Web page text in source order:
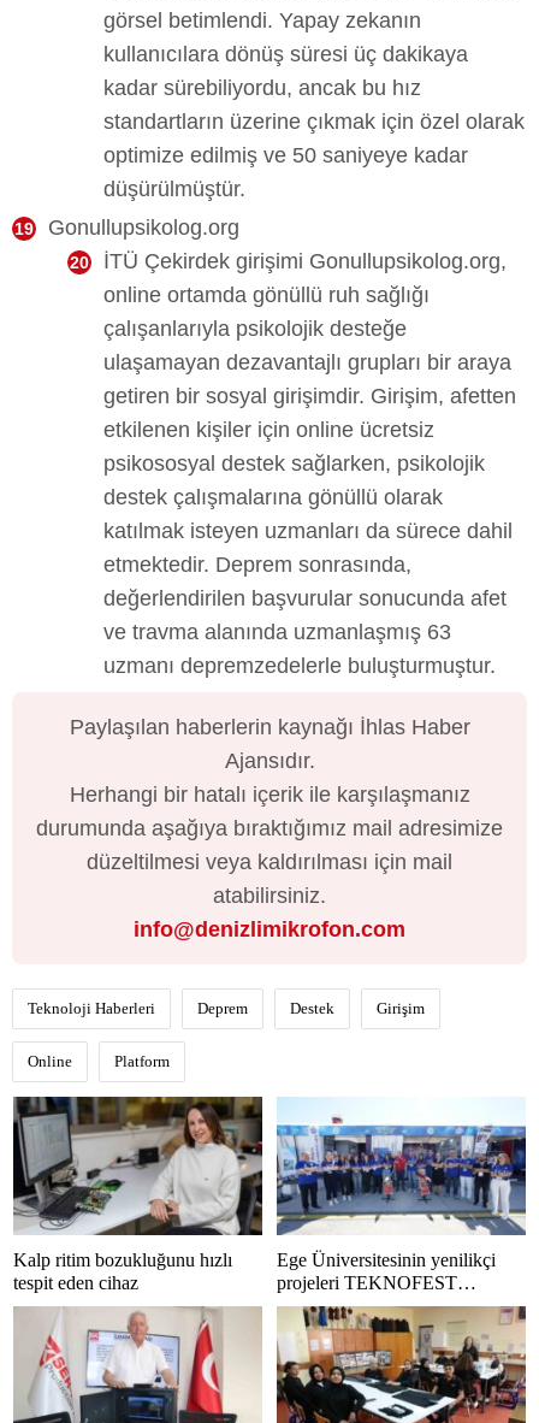
görsel betimlendi. Yapay zekanın
kullanıcılara dönüş süresi üç dakikaya
kadar sürebiliyordu, ancak bu hız
standartların üzerine çıkmak için özel olarak
optimize edilmiş ve 50 saniyeye kadar
düşürülmüştür.
Gonullupsikolog.org
İTÜ Çekirdek girişimi Gonullupsikolog.org,
online ortamda gönüllü ruh sağlığı
çalışanlarıyla psikolojik desteğe
ulaşamayan dezavantajlı grupları bir araya
getiren bir sosyal girişimdir. Girişim, afetten
etkilenen kişiler için online ücretsiz
psikososyal destek sağlarken, psikolojik
destek çalışmalarına gönüllü olarak
katılmak isteyen uzmanları da sürece dahil
etmektedir. Deprem sonrasında,
değerlendirilen başvurular sonucunda afet
ve travma alanında uzmanlaşmış 63
uzmanı depremzedelerle buluşturmuştur.
Paylaşılan haberlerin kaynağı İhlas Haber
Ajansıdır.
Herhangi bir hatalı içerik ile karşılaşmanız
durumunda aşağıya bıraktığımız mail adresimize
düzeltilmesi veya kaldırılması için mail
atabilirsiniz.
info@denizlimikrofon.com
Teknoloji Haberleri Deprem Destek Girişim
Online Platform
Kalp ritim bozukluğunu hızlı
tespit eden cihaz
Ege Üniversitesinin yenilikçi
projeleri TEKNOFEST
Adana’da beğeni topluyor